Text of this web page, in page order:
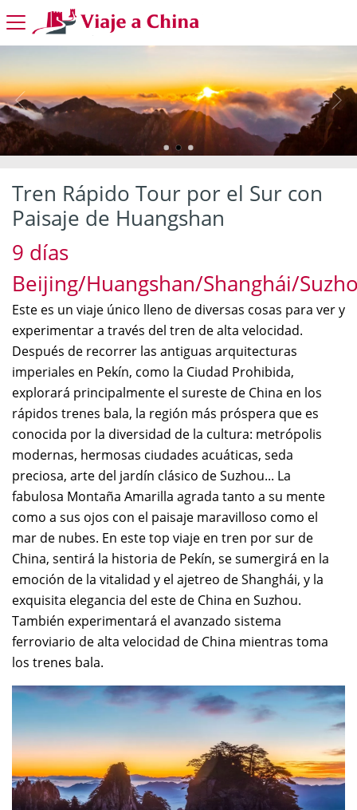
Tren Rápido Tour por el Sur con
Paisaje de Huangshan
9 días
Beijing/Huangshan/Shanghái/
Este es un viaje único lleno de diversas cosas para ver y
experimentar a través del tren de alta velocidad.
Después de recorrer las antiguas arquitecturas
imperiales en Pekín, como la Ciudad Prohibida,
explorará principalmente el sureste de China en los
rápidos trenes bala, la región más próspera que es
conocida por la diversidad de la cultura: metrópolis
modernas, hermosas ciudades acuáticas, seda
preciosa, arte del jardín clásico de Suzhou... La
fabulosa Montaña Amarilla agrada tanto a su mente
como a sus ojos con el paisaje maravilloso como el
mar de nubes. En este top viaje en tren por sur de
China, sentirá la historia de Pekín, se sumergirá en la
emoción de la vitalidad y el ajetreo de Shanghái, y la
exquisita elegancia del este de China en Suzhou.
También experimentará el avanzado sistema
ferroviario de alta velocidad de China mientras toma
los trenes bala.